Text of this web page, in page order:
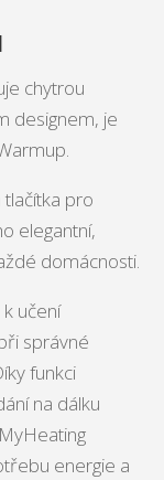
chytrou
designem, je
pro
elegantní,
domácnosti.
učení
správné
funkci
na dálku
energie a